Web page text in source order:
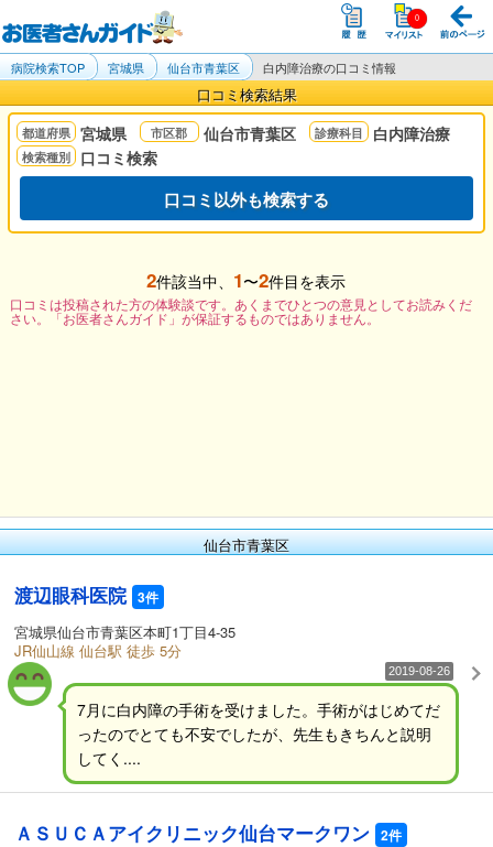
病院検索TOP 宮城県 仙台市青葉区 白内障治療の口コミ情報
口コミ検索結果
宮城県 仙台市青葉区
白内障治療
口コミ検索
口コミ以外も検索する
2件該当中、 1〜2件目を表示
口コミは投稿された方の体験談です。あくまでひとつの意見としてお読みくだ
さい。「お医者さんガイド」が保証するものではありません。
仙台市青葉区
渡辺眼科医院 3件
宮城県仙台市青葉区本町1丁目4-35
JR仙山線 仙台駅 徒歩 5分
2019-08-26
7月に白内障の手術を受けました。手術がはじめてだ
ったのでとても不安でしたが、先生もきちんと説明
してく....
ＡＳＵＣＡアイクリニック仙台マークワン 2件